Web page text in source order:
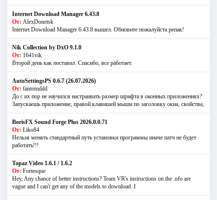
Internet Download Manager 6.43.8
От: AlexDonetsk
Internet Download Manager 6.43.8 вышел. Обновите пожалуйста репак!
Nik Collection by DxO 9.1.0
От: 1641vik
Второй день как поставил. Спасибо, все работает.
AutoSettingsPS 0.6.7 (26.07.2026)
От: fantomddd
До с их пор не научился настраивать размер шрифта в оконных приложениях?
Запускаешь приложение, правой клавишей мыши по заголовку окна, свойства,
BorisFX Sound Forge Plus 2026.0.0.71
От: Liko84
Нельзя менять стандартный путь установки программы иначе патч не будет
работать!!!
Topaz Video 1.6.1 / 1.6.2
От: Fortesque
Hey, Any chance of better instructions? Team VR's instructions on the .nfo are
vague and I can't get any of the models to download. I